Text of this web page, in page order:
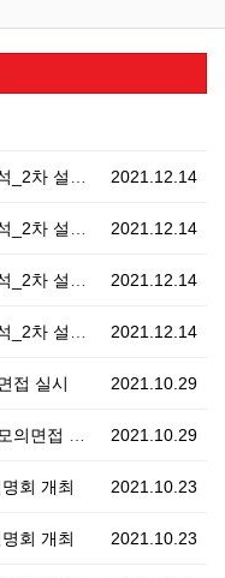
2021.12.14
차 설명…
2021.12.14
차 설명…
2021.12.14
차 설명…
2021.12.14
차 설명…
2021.10.29
접 실시
2021.10.29
접 실시
2021.10.23
회 개최
2021.10.23
회 개최